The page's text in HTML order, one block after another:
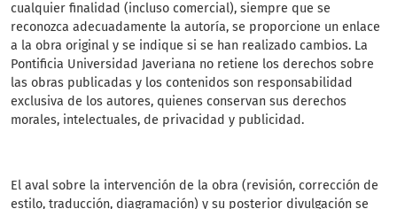
cualquier finalidad (incluso comercial), siempre que se
reconozca adecuadamente la autoría, se proporcione un enlace
a la obra original y se indique si se han realizado cambios. La
Pontificia Universidad Javeriana no retiene los derechos sobre
las obras publicadas y los contenidos son responsabilidad
exclusiva de los autores, quienes conservan sus derechos
morales, intelectuales, de privacidad y publicidad.
El aval sobre la intervención de la obra (revisión, corrección de
estilo, traducción, diagramación) y su posterior divulgación se